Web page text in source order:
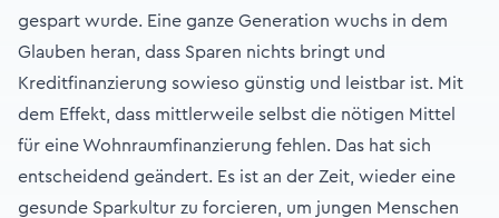
gespart wurde. Eine ganze Generation wuchs in dem
Glauben heran, dass Sparen nichts bringt und
Kreditfinanzierung sowieso günstig und leistbar ist. Mit
dem Effekt, dass mittlerweile selbst die nötigen Mittel
für eine Wohnraumfinanzierung fehlen. Das hat sich
entscheidend geändert. Es ist an der Zeit, wieder eine
gesunde Sparkultur zu forcieren, um jungen Menschen